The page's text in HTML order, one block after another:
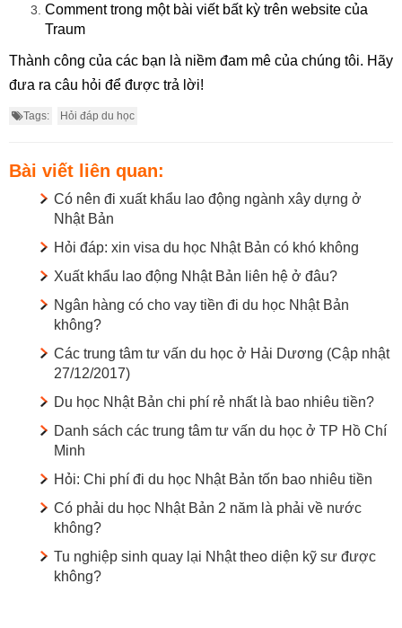
Comment trong một bài viết bất kỳ trên website của
Traum
Thành công của các bạn là niềm đam mê của chúng tôi. Hãy
đưa ra câu hỏi để được trả lời!
Tags: Hỏi đáp du học
Bài viết liên quan:
Có nên đi xuất khẩu lao động ngành xây dựng ở
Nhật Bản
Hỏi đáp: xin visa du học Nhật Bản có khó không
Xuất khẩu lao động Nhật Bản liên hệ ở đâu?
Ngân hàng có cho vay tiền đi du học Nhật Bản
không?
Các trung tâm tư vấn du học ở Hải Dương (Cập nhật
27/12/2017)
Du học Nhật Bản chi phí rẻ nhất là bao nhiêu tiền?
Danh sách các trung tâm tư vấn du học ở TP Hồ Chí
Minh
Hỏi: Chi phí đi du học Nhật Bản tốn bao nhiêu tiền
Có phải du học Nhật Bản 2 năm là phải về nước
không?
Tu nghiệp sinh quay lại Nhật theo diện kỹ sư được
không?